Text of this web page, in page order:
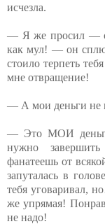
исчезла.
— Я же просил —
как мул! — он
стоило терпеть
мне отвращение!
— А мои деньги не
— Это МОИ
нужно
фанатеешь от
запуталась в
тебя уговаривал,
же упрямая!
не надо!